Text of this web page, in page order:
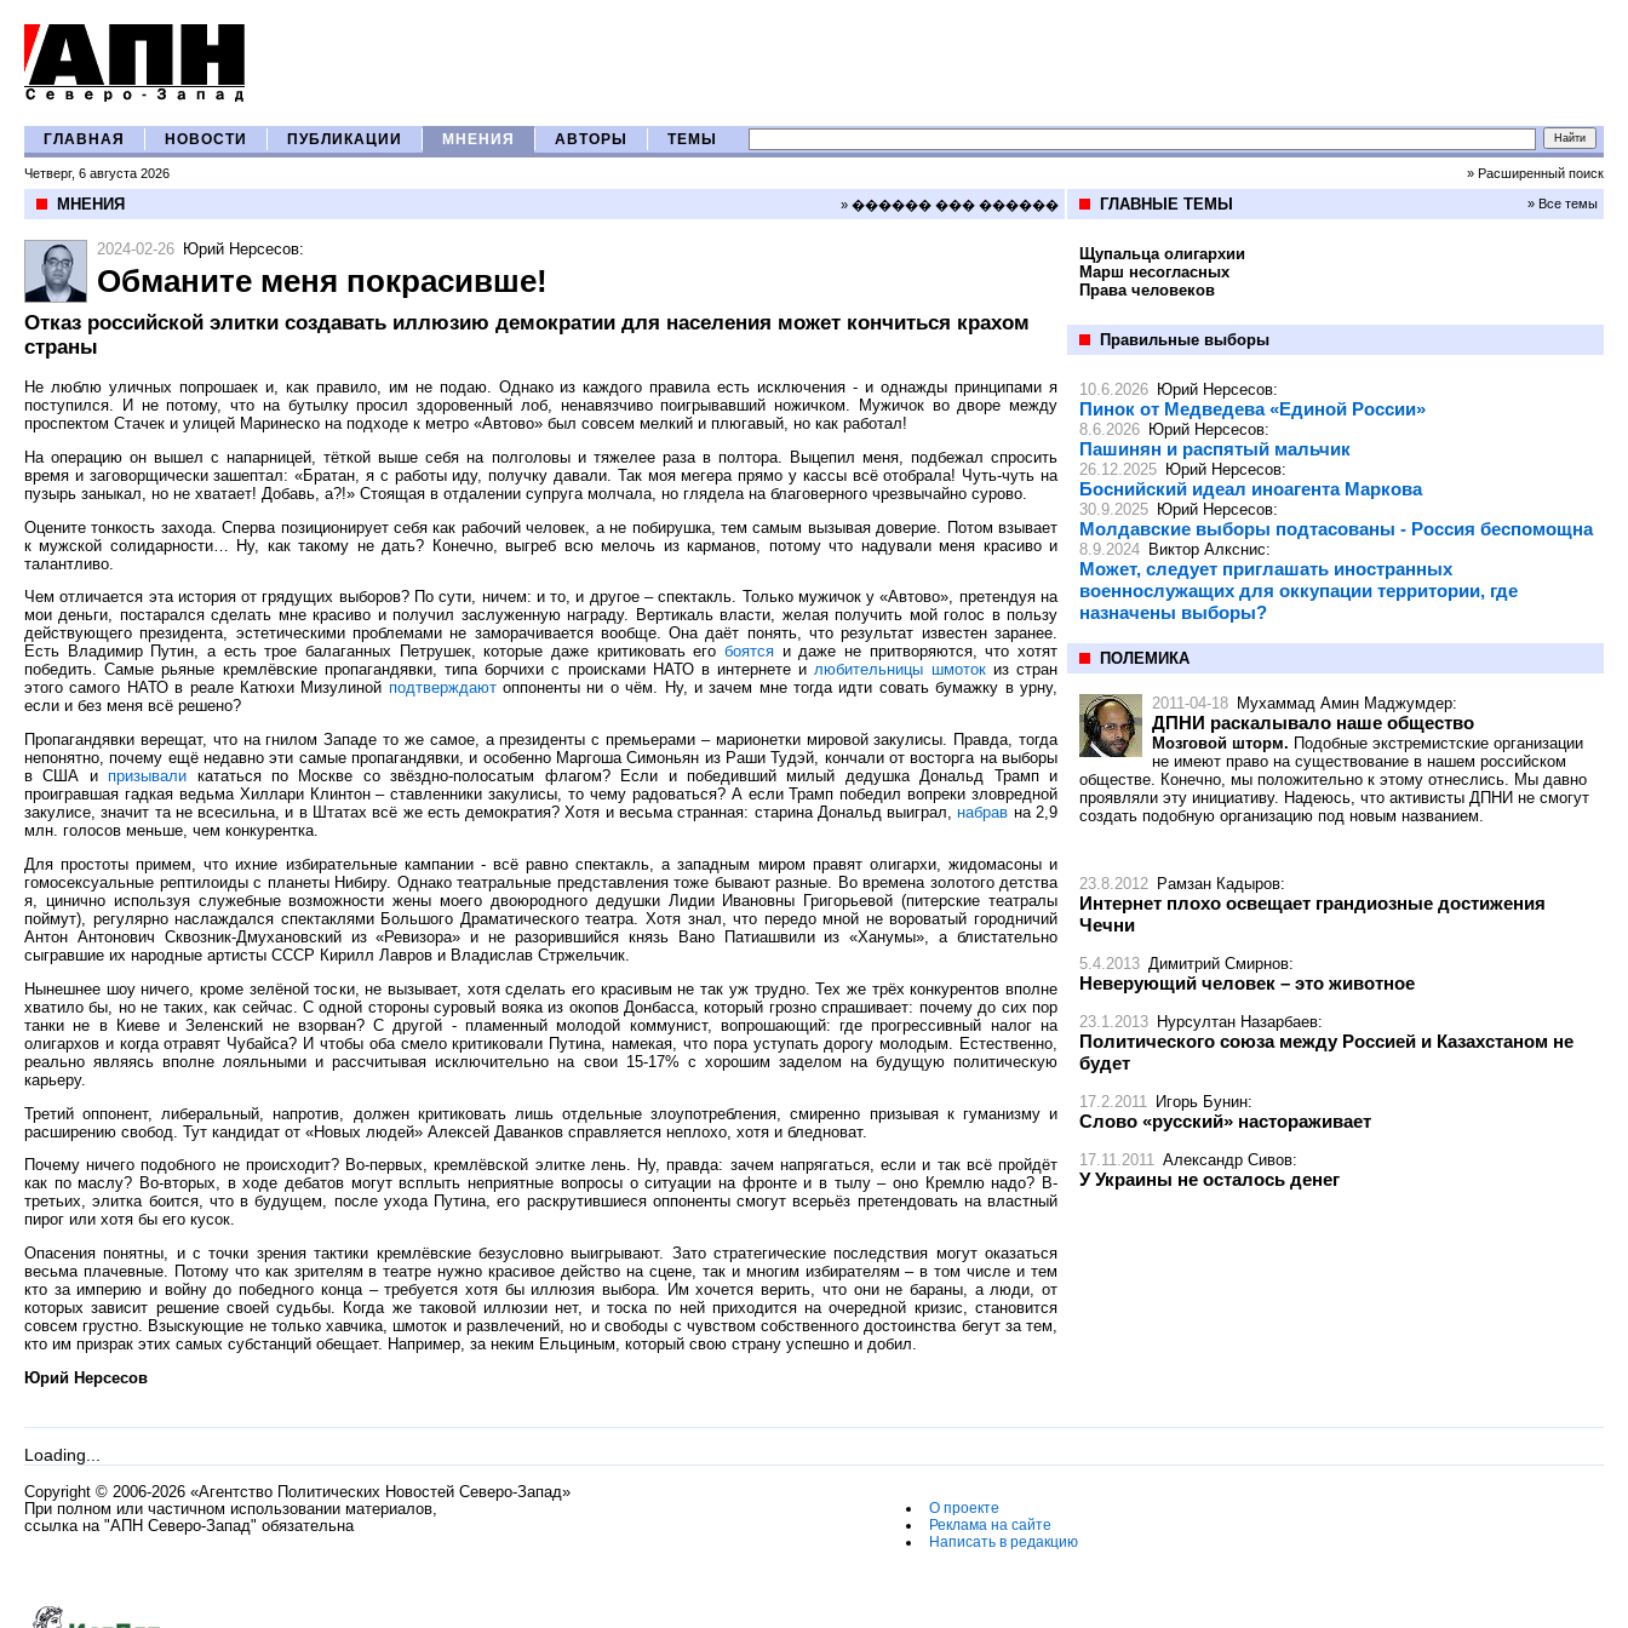
ГЛАВНАЯ НОВОСТИ ПУБЛИКАЦИИ МНЕНИЯ АВТОРЫ ТЕМЫ
Четверг, 6 августа 2026 » Расширенный поиск
МНЕНИЯ » ������ ��� ������
2024-02-26 Юрий Нерсесов:
Обманите меня покрасивше!
Отказ российской элитки создавать иллюзию демократии для населения может кончиться крахом
страны
Не люблю уличных попрошаек и, как правило, им не подаю. Однако из каждого правила есть исключения - и однажды принципами я
поступился. И не потому, что на бутылку просил здоровенный лоб, ненавязчиво поигрывавший ножичком. Мужичок во дворе между
проспектом Стачек и улицей Маринеско на подходе к метро «Автово» был совсем мелкий и плюгавый, но как работал!
На операцию он вышел с напарницей, тёткой выше себя на полголовы и тяжелее раза в полтора. Выцепил меня, подбежал спросить
время и заговорщически зашептал: «Братан, я с работы иду, получку давали. Так моя мегера прямо у кассы всё отобрала! Чуть-чуть на
пузырь заныкал, но не хватает! Добавь, а?!» Стоящая в отдалении супруга молчала, но глядела на благоверного чрезвычайно сурово.
Оцените тонкость захода. Сперва позиционирует себя как рабочий человек, а не побирушка, тем самым вызывая доверие. Потом взывает
к мужской солидарности… Ну, как такому не дать? Конечно, выгреб всю мелочь из карманов, потому что надували меня красиво и
талантливо.
Чем отличается эта история от грядущих выборов? По сути, ничем: и то, и другое – спектакль. Только мужичок у «Автово», претендуя на
мои деньги, постарался сделать мне красиво и получил заслуженную награду. Вертикаль власти, желая получить мой голос в пользу
действующего президента, эстетическими проблемами не заморачивается вообще. Она даёт понять, что результат известен заранее.
Есть Владимир Путин, а есть трое балаганных Петрушек, которые даже критиковать его боятся и даже не притворяются, что хотят
победить. Самые рьяные кремлёвские пропагандявки, типа борчихи с происками НАТО в интернете илюбительницы шмотокиз стран
этого самого НАТО в реале Катюхи Мизулиной подтверждаютоппоненты ни о чём. Ну, и зачем мне тогда идти совать бумажку в урну,
если и без меня всё решено?
Пропагандявки верещат, что на гнилом Западе то же самое, а президенты с премьерами – марионетки мировой закулисы. Правда, тогда
непонятно, почему ещё недавно эти самые пропагандявки, и особенно Маргоша Симоньян из Раши Тудэй, кончали от восторга на выборы
в США ипризывали кататься по Москве со звёздно-полосатым флагом? Если и победивший милый дедушка Дональд Трамп и
проигравшая гадкая ведьма Хиллари Клинтон – ставленники закулисы, то чему радоваться? А если Трамп победил вопреки зловредной
закулисе, значит та не всесильна, и в Штатах всё же есть демократия? Хотя и весьма странная: старина Дональд выиграл,набрав на 2,9
млн. голосов меньше, чем конкурентка.
Для простоты примем, что ихние избирательные кампании - всё равно спектакль, а западным миром правят олигархи, жидомасоны и
гомосексуальные рептилоиды с планеты Нибиру. Однако театральные представления тоже бывают разные. Во времена золотого детства
я, цинично используя служебные возможности жены моего двоюродного дедушки Лидии Ивановны Григорьевой (питерские театралы
поймут), регулярно наслаждался спектаклями Большого Драматического театра. Хотя знал, что передо мной не вороватый городничий
Антон Антонович Сквозник-Дмухановский из «Ревизора» и не разорившийся князь Вано Патиашвили из «Ханумы», а блистательно
сыгравшие их народные артисты СССР Кирилл Лавров и Владислав Стржельчик.
Нынешнее шоу ничего, кроме зелёной тоски, не вызывает, хотя сделать его красивым не так уж трудно. Тех же трёх конкурентов вполне
хватило бы, но не таких, как сейчас. С одной стороны суровый вояка из окопов Донбасса, который грозно спрашивает: почему до сих пор
танки не в Киеве и Зеленский не взорван? С другой - пламенный молодой коммунист, вопрошающий: где прогрессивный налог на
олигархов и когда отравят Чубайса? И чтобы оба смело критиковали Путина, намекая, что пора уступать дорогу молодым. Естественно,
реально являясь вполне лояльными и рассчитывая исключительно на свои 15-17% с хорошим заделом на будущую политическую
карьеру.
Третий оппонент, либеральный, напротив, должен критиковать лишь отдельные злоупотребления, смиренно призывая к гуманизму и
расширению свобод. Тут кандидат от «Новых людей» Алексей Даванков справляется неплохо, хотя и бледноват.
Почему ничего подобного не происходит? Во-первых, кремлёвской элитке лень. Ну, правда: зачем напрягаться, если и так всё пройдёт
как по маслу? Во-вторых, в ходе дебатов могут всплыть неприятные вопросы о ситуации на фронте и в тылу – оно Кремлю надо? В-
третьих, элитка боится, что в будущем, после ухода Путина, его раскрутившиеся оппоненты смогут всерьёз претендовать на властный
пирог или хотя бы его кусок.
Опасения понятны, и с точки зрения тактики кремлёвские безусловно выигрывают. Зато стратегические последствия могут оказаться
весьма плачевные. Потому что как зрителям в театре нужно красивое действо на сцене, так и многим избирателям – в том числе и тем
кто за империю и войну до победного конца – требуется хотя бы иллюзия выбора. Им хочется верить, что они не бараны, а люди, от
которых зависит решение своей судьбы. Когда же таковой иллюзии нет, и тоска по ней приходится на очередной кризис, становится
совсем грустно. Взыскующие не только хавчика, шмоток и развлечений, но и свободы с чувством собственного достоинства бегут за тем,
кто им призрак этих самых субстанций обещает. Например, за неким Ельциным, который свою страну успешно и добил.
Юрий Нерсесов
ГЛАВНЫЕ ТЕМЫ » Все темы
Щупальца олигархии
Марш несогласных
Права человеков
Правильные выборы
10.6.2026 Юрий Нерсесов:
Пинок от Медведева «Единой России»
8.6.2026 Юрий Нерсесов:
Пашинян и распятый мальчик
26.12.2025 Юрий Нерсесов:
Боснийский идеал иноагента Маркова
30.9.2025 Юрий Нерсесов:
Молдавские выборы подтасованы - Россия беспомощна
8.9.2024 Виктор Алкснис:
Может, следует приглашать иностранных
военнослужащих для оккупации территории, где
назначены выборы?
ПОЛЕМИКА
2011-04-18 Мухаммад Амин Маджумдер:
ДПНИ раскалывало наше общество
Мозговой шторм. Подобные экстремистские организации
не имеют право на существование в нашем российском
обществе. Конечно, мы положительно к этому отнеслись. Мы давно
проявляли эту инициативу. Надеюсь, что активисты ДПНИ не смогут
создать подобную организацию под новым названием.
23.8.2012 Рамзан Кадыров:
Интернет плохо освещает грандиозные достижения
Чечни
5.4.2013 Димитрий Смирнов:
Неверующий человек – это животное
23.1.2013 Нурсултан Назарбаев:
Политического союза между Россией и Казахстаном не
будет
17.2.2011 Игорь Бунин:
Слово «русский» настораживает
17.11.2011 Александр Сивов:
У Украины не осталось денег
Loading...
Copyright © 2006-2026 «Агентство Политических Новостей Северо-Запад»
При полном или частичном использовании материалов,
ссылка на "АПН Северо-Запад" обязательна
О проекте
Реклама на сайте
Написать в редакцию